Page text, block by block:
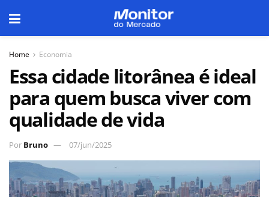
Home Economia
Essa cidade litorânea é ideal
para quem busca viver com
qualidade de vida
Por Bruno 07/jun/2025